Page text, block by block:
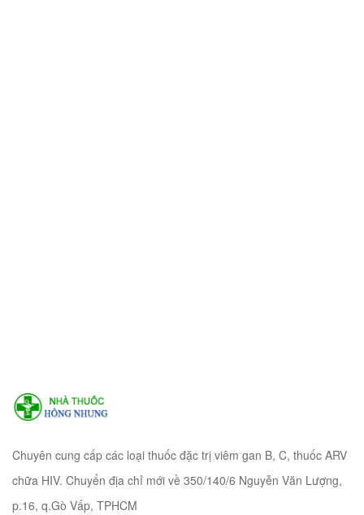
Chuyên cung cấp các loại thuốc đặc trị viêm gan B, C, thuốc ARV
chữa HIV. Chuyển địa chỉ mới về 350/140/6 Nguyễn Văn Lượng,
p.16, q.Gò Vấp, TPHCM